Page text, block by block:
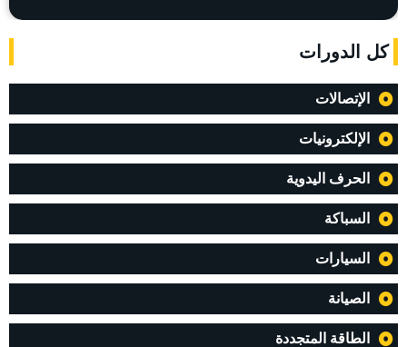
كل الدورات
الإتصالات
الإلكترونيات
الحرف اليدوية
السباكة
السيارات
الصيانة
الطاقة المتجددة